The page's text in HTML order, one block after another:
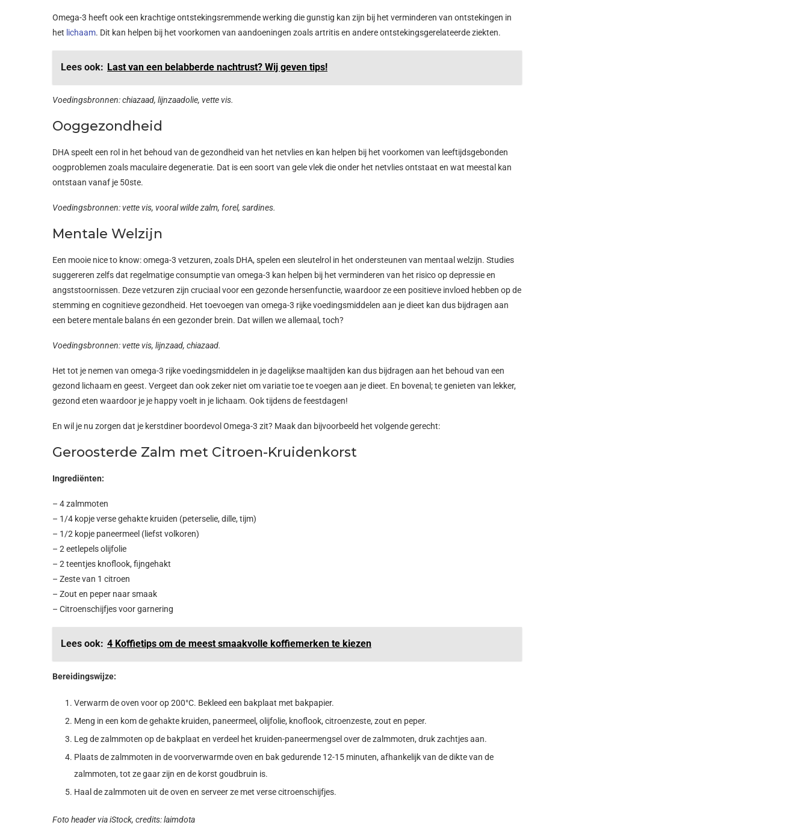
Omega-3 heeft ook een krachtige ontstekingsremmende werking die gunstig kan zijn bij het verminderen van ontstekingen in
het lichaam. Dit kan helpen bij het voorkomen van aandoeningen zoals artritis en andere ontstekingsgerelateerde ziekten.
Lees ook: Last van een belabberde nachtrust? Wij geven tips!
Voedingsbronnen: chiazaad, lijnzaadolie, vette vis.
Ooggezondheid
DHA speelt een rol in het behoud van de gezondheid van het netvlies en kan helpen bij het voorkomen van leeftijdsgebonden
oogproblemen zoals maculaire degeneratie. Dat is een soort van gele vlek die onder het netvlies ontstaat en wat meestal kan
ontstaan vanaf je 50ste.
Voedingsbronnen: vette vis, vooral wilde zalm, forel, sardines.
Mentale Welzijn
Een mooie nice to know: omega-3 vetzuren, zoals DHA, spelen een sleutelrol in het ondersteunen van mentaal welzijn. Studies
suggereren zelfs dat regelmatige consumptie van omega-3 kan helpen bij het verminderen van het risico op depressie en
angststoornissen. Deze vetzuren zijn cruciaal voor een gezonde hersenfunctie, waardoor ze een positieve invloed hebben op de
stemming en cognitieve gezondheid. Het toevoegen van omega-3 rijke voedingsmiddelen aan je dieet kan dus bijdragen aan
een betere mentale balans én een gezonder brein. Dat willen we allemaal, toch?
Voedingsbronnen: vette vis, lijnzaad, chiazaad.
Het tot je nemen van omega-3 rijke voedingsmiddelen in je dagelijkse maaltijden kan dus bijdragen aan het behoud van een
gezond lichaam en geest. Vergeet dan ook zeker niet om variatie toe te voegen aan je dieet. En bovenal; te genieten van lekker,
gezond eten waardoor je je happy voelt in je lichaam. Ook tijdens de feestdagen!
En wil je nu zorgen dat je kerstdiner boordevol Omega-3 zit? Maak dan bijvoorbeeld het volgende gerecht:
Geroosterde Zalm met Citroen-Kruidenkorst
Ingrediënten:
– 4 zalmmoten
– 1/4 kopje verse gehakte kruiden (peterselie, dille, tijm)
– 1/2 kopje paneermeel (liefst volkoren)
– 2 eetlepels olijfolie
– 2 teentjes knoflook, fijngehakt
– Zeste van 1 citroen
– Zout en peper naar smaak
– Citroenschijfjes voor garnering
Lees ook: 4 Koffietips om de meest smaakvolle koffiemerken te kiezen
Bereidingswijze:
Verwarm de oven voor op 200°C. Bekleed een bakplaat met bakpapier.
Meng in een kom de gehakte kruiden, paneermeel, olijfolie, knoflook, citroenzeste, zout en peper.
Leg de zalmmoten op de bakplaat en verdeel het kruiden-paneermengsel over de zalmmoten, druk zachtjes aan.
Plaats de zalmmoten in de voorverwarmde oven en bak gedurende 12-15 minuten, afhankelijk van de dikte van de
zalmmoten, tot ze gaar zijn en de korst goudbruin is.
Haal de zalmmoten uit de oven en serveer ze met verse citroenschijfjes.
Foto header via iStock, credits:laimdota